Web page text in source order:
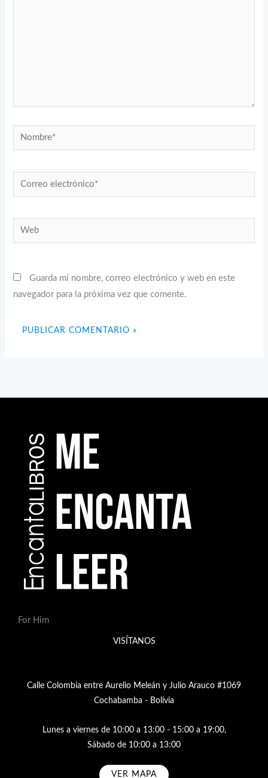
Nombre*
Correo
electrónico*
Web
Guarda mi nombre, correo electrónico y web en este
navegador para la próxima vez que comente.
For Him
VISÍTANOS
Calle Colombia entre Aurelio Meleán y Julio Arauco #1069
Cochabamba - Bolivia
Lunes a viernes de 10:00 a 13:00 - 15:00 a 19:00,
Sábado de 10:00 a 13:00
VER MAPA